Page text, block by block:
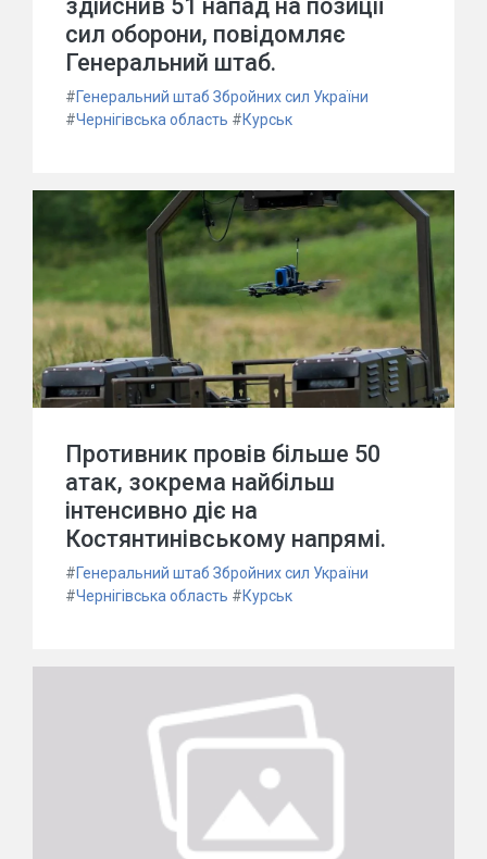
здійснив 51 напад на позиції
сил оборони, повідомляє
Генеральний штаб.
#Генеральний штаб Збройних сил України
#Чернігівська область #Курськ
Противник провів більше 50
атак, зокрема найбільш
інтенсивно діє на
Костянтинівському напрямі.
#Генеральний штаб Збройних сил України
#Чернігівська область #Курськ